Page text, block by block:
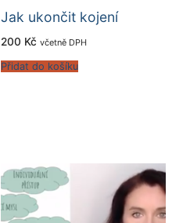
Jak ukončit kojení
200 Kč včetně DPH
Přidat do košíku